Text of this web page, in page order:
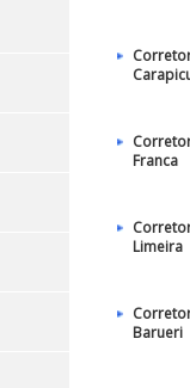
Franca
Limeira
Barueri